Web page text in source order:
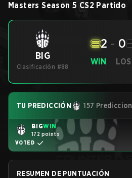
Masters Season 5 CS2 Partido
BIG
Clasificación #88
WIN
2 - 0
TU PREDICCIÓN 157
BIGWIN
172 points
VOTED
RESUMEN DE PUNTUACIÓN